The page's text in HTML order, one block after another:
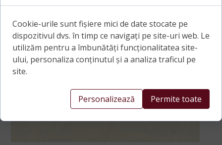
Cookie-urile sunt fișiere mici de date stocate pe
dispozitivul dvs. în timp ce navigați pe site-uri web. Le
utilizăm pentru a îmbunătăți funcționalitatea site-
ului, personaliza conținutul și a analiza traficul pe
site.
Personalizează Permite toate